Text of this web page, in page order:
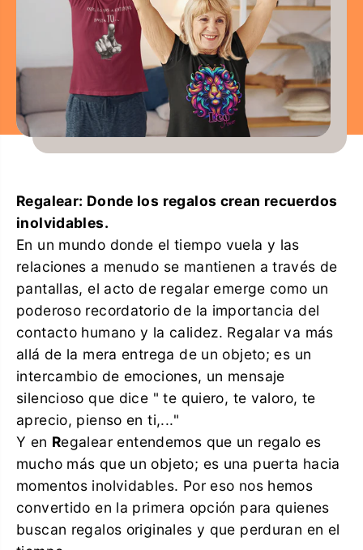
Regalear: Donde los regalos crean recuerdos
inolvidables.
En un mundo donde el tiempo vuela y las
relaciones a menudo se mantienen a través de
pantallas, el acto de regalar emerge como un
poderoso recordatorio de la importancia del
contacto humano y la calidez. Regalar va más
allá de la mera entrega de un objeto; es un
intercambio de emociones, un mensaje
silencioso que dice " te quiero, te valoro, te
aprecio, pienso en ti,..."
Y en Regalear entendemos que un regalo es
mucho más que un objeto; es una puerta hacia
momentos inolvidables. Por eso nos hemos
convertido en la primera opción para quienes
buscan regalos originales y que perduran en el